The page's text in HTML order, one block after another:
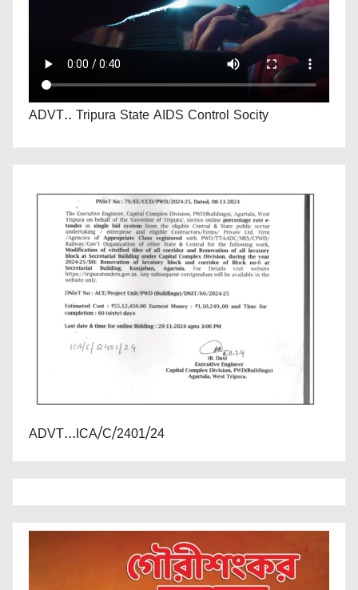
ADVT.. Tripura State AIDS Control Socity
ADVT...ICA/C/2401/24